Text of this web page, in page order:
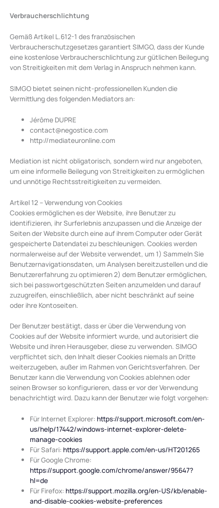
Verbraucherschlichtung
Gemäß Artikel L.612-1 des französischen
Verbraucherschutzgesetzes garantiert SIMGO, dass der Kunde
eine kostenlose Verbraucherschlichtung zur gütlichen Beilegung
von Streitigkeiten mit dem Verlag in Anspruch nehmen kann.
SIMGO bietet seinen nicht-professionellen Kunden die
Vermittlung des folgenden Mediators an:
Jérôme DUPRE
contact@negostice.com
http://mediateuronline.com
Mediation ist nicht obligatorisch, sondern wird nur angeboten,
um eine informelle Beilegung von Streitigkeiten zu ermöglichen
und unnötige Rechtsstreitigkeiten zu vermeiden.
Artikel 12 – Verwendung von Cookies
Cookies ermöglichen es der Website, ihre Benutzer zu
identifizieren, ihr Surferlebnis anzupassen und die Anzeige der
Seiten der Website durch eine auf ihrem Computer oder Gerät
gespeicherte Datendatei zu beschleunigen. Cookies werden
normalerweise auf der Website verwendet, um 1) Sammeln Sie
Benutzernavigationsdaten, um Analysen bereitzustellen und die
Benutzererfahrung zu optimieren 2) dem Benutzer ermöglichen,
sich bei passwortgeschützten Seiten anzumelden und darauf
zuzugreifen, einschließlich, aber nicht beschränkt auf seine
oder ihre Kontoseiten.
Der Benutzer bestätigt, dass er über die Verwendung von
Cookies auf der Website informiert wurde, und autorisiert die
Website und ihren Herausgeber, diese zu verwenden. SIMGO
verpflichtet sich, den Inhalt dieser Cookies niemals an Dritte
weiterzugeben, außer im Rahmen von Gerichtsverfahren. Der
Benutzer kann die Verwendung von Cookies ablehnen oder
seinen Browser so konfigurieren, dass er vor der Verwendung
benachrichtigt wird. Dazu kann der Benutzer wie folgt vorgehen:
Für Internet Explorer: https://support.microsoft.com/en-
us/help/17442/windows-internet-explorer-delete-
manage-cookies
Für Safari: https://support.apple.com/en-us/HT201265
Für Google Chrome:
https://support.google.com/chrome/answer/95647?
hl=de
Für Firefox: https://support.mozilla.org/en-US/kb/enable-
and-disable-cookies-website-preferences